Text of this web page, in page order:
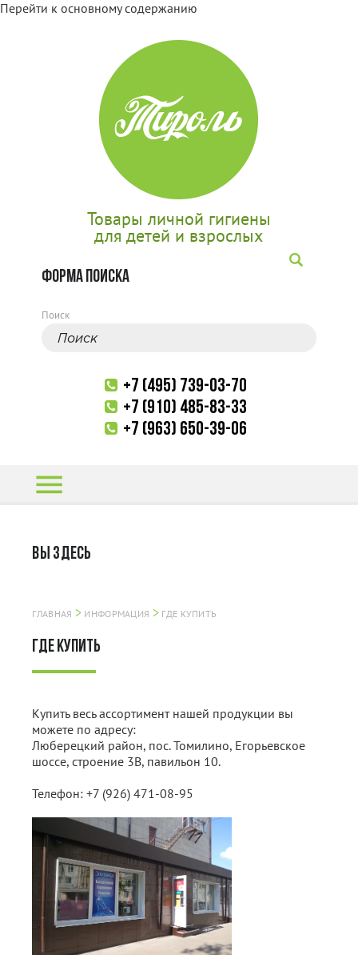
Перейти к основному содержанию
Товары личной гигиены
для детей и взрослых
ФОРМА ПОИСКА
Поиск
+7 (495) 739-03-70
+7 (910) 485-83-33
+7 (963) 650-39-06
menu
ВЫ ЗДЕСЬ
ГЛАВНАЯ > ИНФОРМАЦИЯ > ГДЕ КУПИТЬ
ГДЕ КУПИТЬ
Купить весь ассортимент нашей продукции вы
можете по адресу:
Люберецкий район, пос. Томилино, Егорьевское
шоссе, строение 3В, павильон 10.
Телефон: +7 (926) 471-08-95